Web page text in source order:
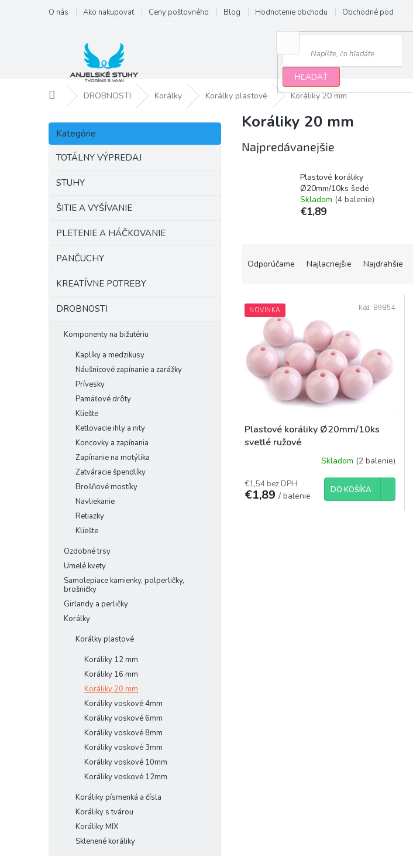
obsah
O nás Ako nakupovať Ceny poštovného Blog Hodnotenie obchodu Obchodné podmienky
HĽADAŤ
DomovDROBNOSTI Korálky Korálky plastové Koráliky 20 mm
B
č
Preskočiť
kategórie
Kategórie
TOTÁLNY VÝPREDAJ
STUHY
ŠITIE A VYŠÍVANIE
PLETENIE A HÁČKOVANIE
PANČUCHY
KREATÍVNE POTREBY
DROBNOSTI
Komponenty na bižutériu
Kaplíky a medzikusy
Náušnicové zapínanie a zarážky
Prívesky
Pamäťové drôty
Kliešte
Ketlovacie ihly a nity
Koncovky a zapínania
Zapínanie na motýlika
Zatváracie špendlíky
Brošňové mostíky
Navliekanie
Retiazky
Kliešte
Ozdobné trsy
Umelé kvety
Samolepiace kamienky, polperličky,
brošničky
Girlandy a perličky
Korálky
Korálky plastové
Koráliky 12 mm
Koráliky 16 mm
Koráliky 20 mm
Koráliky voskové 4mm
Koráliky voskové 6mm
Koráliky voskové 8mm
Koráliky voskové 3mm
Koráliky voskové 10mm
Koráliky voskové 12mm
Koráliky písmenká a čísla
Koráliky s tvárou
Koráliky MIX
Sklenené koráliky
Koráliky 20 mm
Najpredávanejšie
Plastové koráliky
Ø20mm/10ks šedé
Skladom (4 balenie)
€1,89
n
o
o
v
Odporúčame Najlacnejšie Najdrahšie
V
ý
p
k
t
NOVINKA
Plastové koráliky Ø20mm/10ks
svetlé ružové
Skladom (2 balenie)
€1,54 bez DPH
€1,89 / balenie
DO KOŠÍKA
Kód: 89854